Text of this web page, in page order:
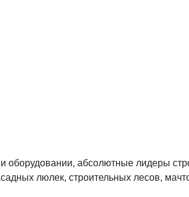
оборудовании, абсолютные лидеры
люлек, строительных лесов,